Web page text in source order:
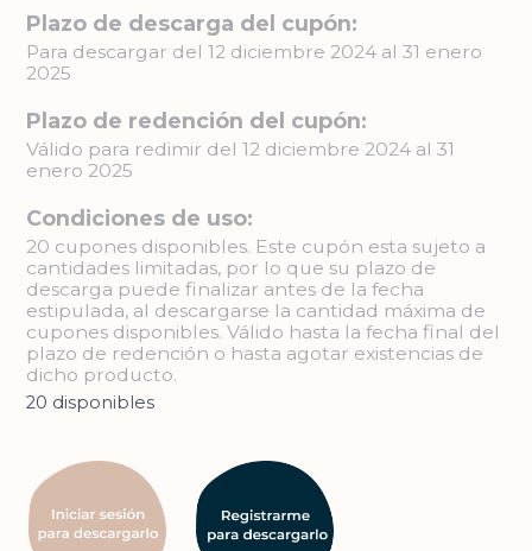
Plazo de descarga del cupón:
Para descargar del 12 diciembre 2024 al 31 enero
2025
Plazo de redención del cupón:
Válido para redimir del 12 diciembre 2024 al 31
enero 2025
Condiciones de uso:
20 cupones disponibles. Este cupón esta sujeto a
cantidades limitadas, por lo que su plazo de
descarga puede finalizar antes de la fecha
estipulada, al descargarse la cantidad máxima de
cupones disponibles. Válido hasta la fecha final del
plazo de redención o hasta agotar existencias de
dicho producto.
20 disponibles